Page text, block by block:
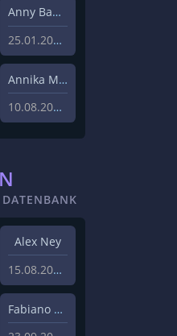
Anny Bader
25.01.2024
Annika Menzel
10.08.2023
Alex Ney
15.08.2019
Fabiano Uslenghi